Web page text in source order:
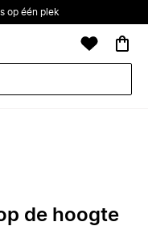
op één plek
de hoogte